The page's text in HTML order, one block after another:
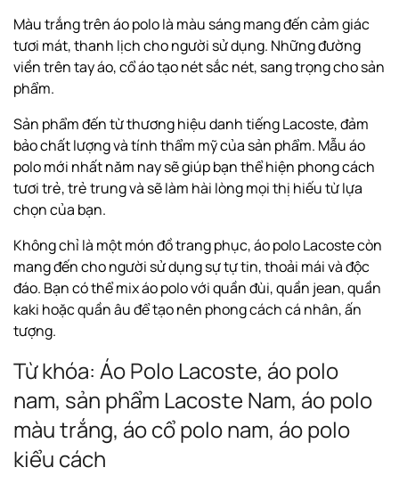
Màu trắng trên áo polo là màu sáng mang đến cảm giác
tươi mát, thanh lịch cho người sử dụng. Những đường
viền trên tay áo, cổ áo tạo nét sắc nét, sang trọng cho sản
phẩm.
Sản phẩm đến từ thương hiệu danh tiếng Lacoste, đảm
bảo chất lượng và tính thẩm mỹ của sản phẩm. Mẫu áo
polo mới nhất năm nay sẽ giúp bạn thể hiện phong cách
tươi trẻ, trẻ trung và sẽ làm hài lòng mọi thị hiếu từ lựa
chọn của bạn.
Không chỉ là một món đồ trang phục, áo polo Lacoste còn
mang đến cho người sử dụng sự tự tin, thoải mái và độc
đáo. Bạn có thể mix áo polo với quần đùi, quần jean, quần
kaki hoặc quần âu để tạo nên phong cách cá nhân, ấn
tượng.
Từ khóa: Áo Polo Lacoste, áo polo
nam, sản phẩm Lacoste Nam, áo polo
màu trắng, áo cổ polo nam, áo polo
kiểu cách